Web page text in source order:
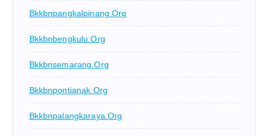
Bkkbnpangkalpinang.org
Bkkbnbengkulu.org
Bkkbnsemarang.org
Bkkbnpontianak.org
Bkkbnpalangkaraya.org